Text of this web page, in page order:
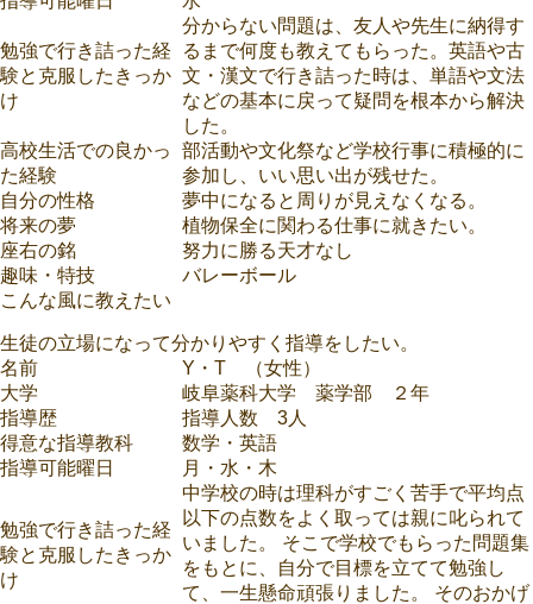
勉強で行き詰った経
験と克服したきっか
け
分からない問題は、友人や先生に納得す
るまで何度も教えてもらった。英語や古
文・漢文で行き詰った時は、単語や文法
などの基本に戻って疑問を根本から解決
した。
高校生活での良かっ
た経験
部活動や文化祭など学校行事に積極的に
参加し、いい思い出が残せた。
自分の性格
夢中になると周りが見えなくなる。
将来の夢
植物保全に関わる仕事に就きたい。
座右の銘
努力に勝る天才なし
趣味・特技
バレーボール
こんな風に教えたい
生徒の立場になって分かりやすく指導をしたい。
名前
Y・T （女性）
大学
岐阜薬科大学 薬学部 ２年
指導歴
指導人数 3人
得意な指導教科
数学・英語
指導可能曜日
月・水・木
勉強で行き詰った経
験と克服したきっか
け
中学校の時は理科がすごく苦手で平均点
以下の点数をよく取っては親に叱られて
いました。 そこで学校でもらった問題集
をもとに、自分で目標を立てて勉強し
て、一生懸命頑張りました。 そのおかげ